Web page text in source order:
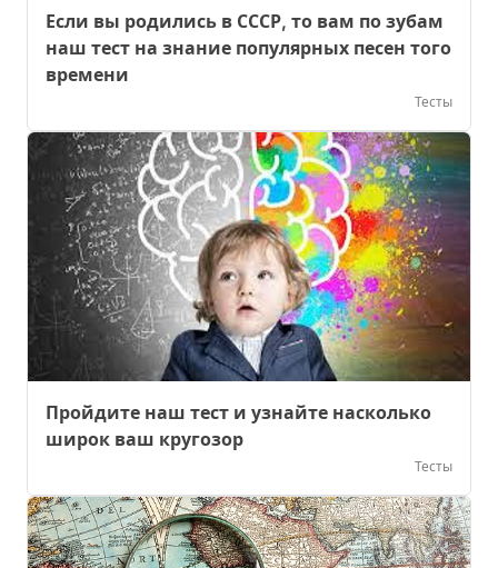
Если вы родились в СССР, то вам по зубам
наш тест на знание популярных песен того
времени
Тесты
Пройдите наш тест и узнайте насколько
широк ваш кругозор
Тесты